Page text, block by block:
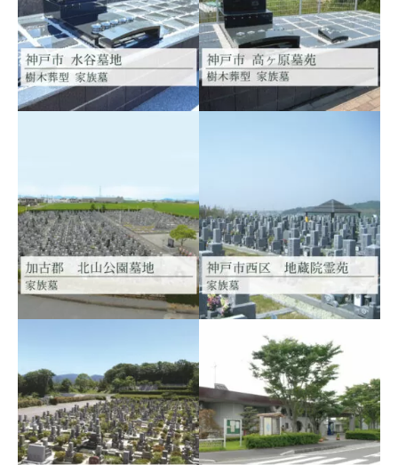
天徳山 常光寺 陽だま
りの丘霊園 【永代供
養・樹木葬あり】
加古川市神野町神野
高砂市 竜山公園墓地
葬新区画みはらしの丘オープ
ン
神戸市西区 水谷墓地
【樹木葬スタイルあり】
神戸市西区玉津町水谷
神戸市西区 高ヶ原墓苑
【樹木葬スタイルあり】
神戸市西区押部谷町西盛
加古郡稲美町 北山公園
墓地
神戸市西区 地蔵院霊苑
神戸市西区櫨谷町松本495